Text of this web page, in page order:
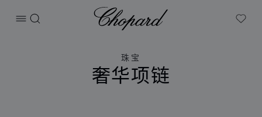
打开菜单
搜索
Chopard
My
珠宝
奢华项链